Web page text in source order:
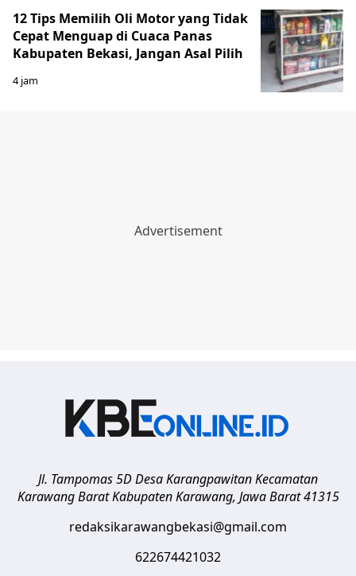
12 Tips Memilih Oli Motor yang Tidak
Cepat Menguap di Cuaca Panas
Kabupaten Bekasi, Jangan Asal Pilih
4 jam
Jl. Tampomas 5D Desa Karangpawitan Kecamatan
Karawang Barat Kabupaten Karawang, Jawa Barat 41315
redaksikarawangbekasi@gmail.com
622674421032